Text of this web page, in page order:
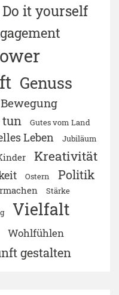
Do it yourself
Genuss
tun Gutes vom Land
Leben Jubiläum
Kreativität
Ostern Politik
Stärke
Vielfalt
Wohlfühlen
gestalten